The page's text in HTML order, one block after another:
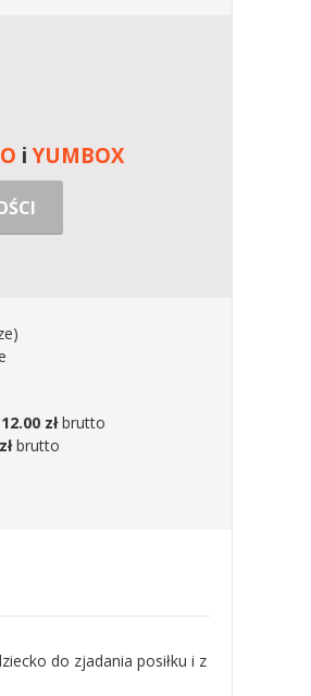
iYUMBOX
12.00 złbrutto
brutto
do zjadania posiłku i z